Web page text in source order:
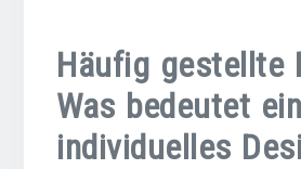
Häufig gestellte
Was bedeutet ein
individuelles